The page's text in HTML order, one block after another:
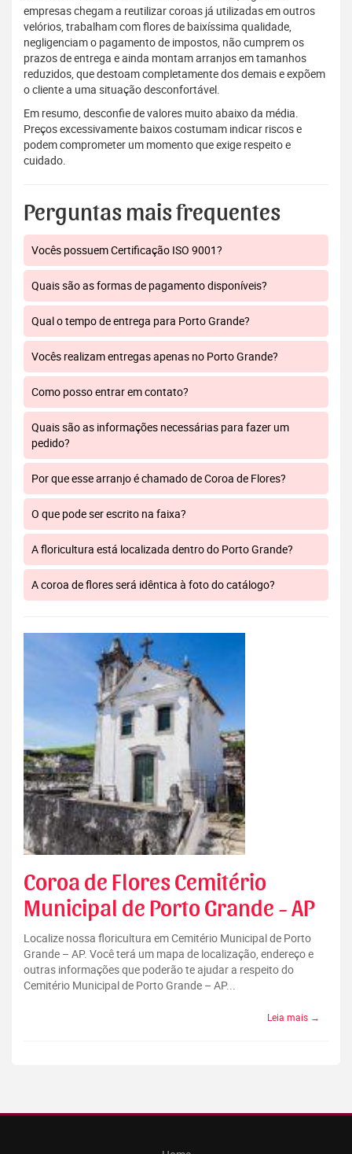
empresas chegam a reutilizar coroas já utilizadas em outros
velórios, trabalham com flores de baixíssima qualidade,
negligenciam o pagamento de impostos, não cumprem os
prazos de entrega e ainda montam arranjos em tamanhos
reduzidos, que destoam completamente dos demais e expõem
o cliente a uma situação desconfortável.
Em resumo, desconfie de valores muito abaixo da média.
Preços excessivamente baixos costumam indicar riscos e
podem comprometer um momento que exige respeito e
cuidado.
Perguntas mais frequentes
Vocês possuem Certificação ISO 9001?
Quais são as formas de pagamento disponíveis?
Qual o tempo de entrega para Porto Grande?
Vocês realizam entregas apenas no Porto Grande?
Como posso entrar em contato?
Quais são as informações necessárias para fazer um
pedido?
Por que esse arranjo é chamado de Coroa de Flores?
O que pode ser escrito na faixa?
A floricultura está localizada dentro do Porto Grande?
A coroa de flores será idêntica à foto do catálogo?
Coroa de Flores Cemitério
Municipal de Porto Grande - AP
Localize nossa floricultura em Cemitério Municipal de Porto
Grande – AP. Você terá um mapa de localização, endereço e
outras informações que poderão te ajudar a respeito do
Cemitério Municipal de Porto Grande – AP...
Leia mais →